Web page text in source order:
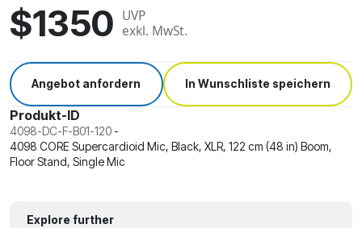
$1350 UVP
exkl. MwSt.
Angebot anfordern In Wunschliste speichern
Produkt-ID
4098-DC-F-B01-120 -
4098 CORE Supercardioid Mic, Black, XLR, 122 cm (48 in) Boom,
Floor Stand, Single Mic
Explore further